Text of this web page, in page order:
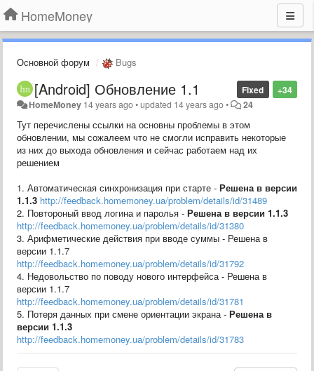
HomeMoney
Основной форум Bugs
+34
Fixed
[Android] Обновление 1.1
HomeMoney 14 years ago•updated 14 years ago• 24
Тут перечислены ссылки на основны проблемы в этом
обновлении, мы сожалеем что не смогли исправить некоторые
из них до выхода обновления и сейчас работаем над их
решением
1. Автоматическая синхронизация при старте - Решена в версии
1.1.3 http://feedback.homemoney.ua/problem/details/id/31489
2. Повтороный ввод логина и паролья - Решена в версии 1.1.3
http://feedback.homemoney.ua/problem/details/id/31380
3. Арифметические действия при вводе суммы - Решена в
версии 1.1.7
http://feedback.homemoney.ua/problem/details/id/31792
4. Недовольство по поводу нового интерфейса - Решена в
версии 1.1.7
http://feedback.homemoney.ua/problem/details/id/31781
5. Потеря данных при смене ориентации экрана - Решена в
версии 1.1.3
http://feedback.homemoney.ua/problem/details/id/31783